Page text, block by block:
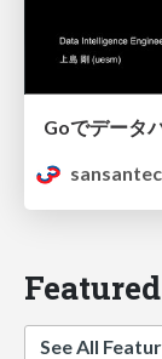
Goでデータ
Featured
See All